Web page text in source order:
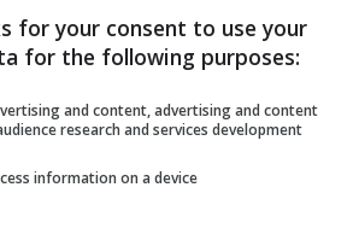
for your consent to use your
for the following purposes:
and content, advertising and content
research and services development
information on a device